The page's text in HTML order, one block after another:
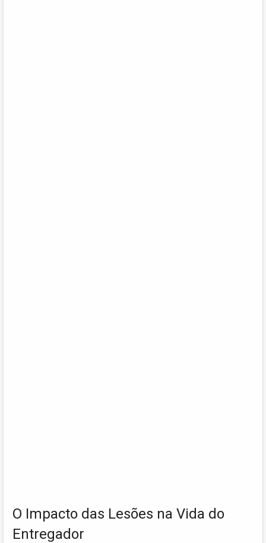
O Impacto das Lesões na Vida do
Entregador